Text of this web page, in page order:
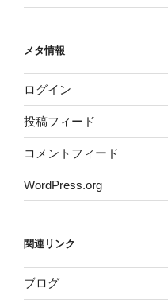
メタ情報
ログイン
投稿フィード
コメントフィード
WordPress.org
関連リンク
ブログ